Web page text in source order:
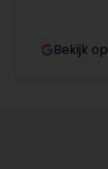
Bekijk